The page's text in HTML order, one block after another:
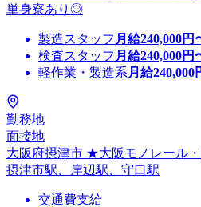
単身寮あり◎
製造スタッフ 月給240,000円
検査スタッフ 月給240,000円
軽作業・製造系 月給240,000
勤務地
面接地
大阪府摂津市 ★大阪モノレール
摂津市駅、岸辺駅、守口駅
交通費支給